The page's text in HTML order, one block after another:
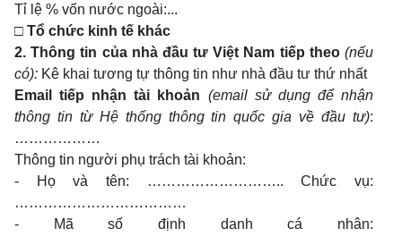
Tỉ lệ % vốn nước ngoài:...
□ Tổ chức kinh tế khác
2. Thông tin của nhà đầu tư Việt Nam tiếp theo(nếu
có): Kê khai tương tự thông tin như nhà đầu tư thứ nhất
Email tiếp nhận tài khoản (email sử dụng để nhận
thông tin từ Hệ thống thông tin quốc gia về đầu tư):
………………
Thông tin người phụ trách tài khoản:
- Họ và tên: ……………………….. Chức vụ:
………………………………
- Mã số định danh cá nhân: